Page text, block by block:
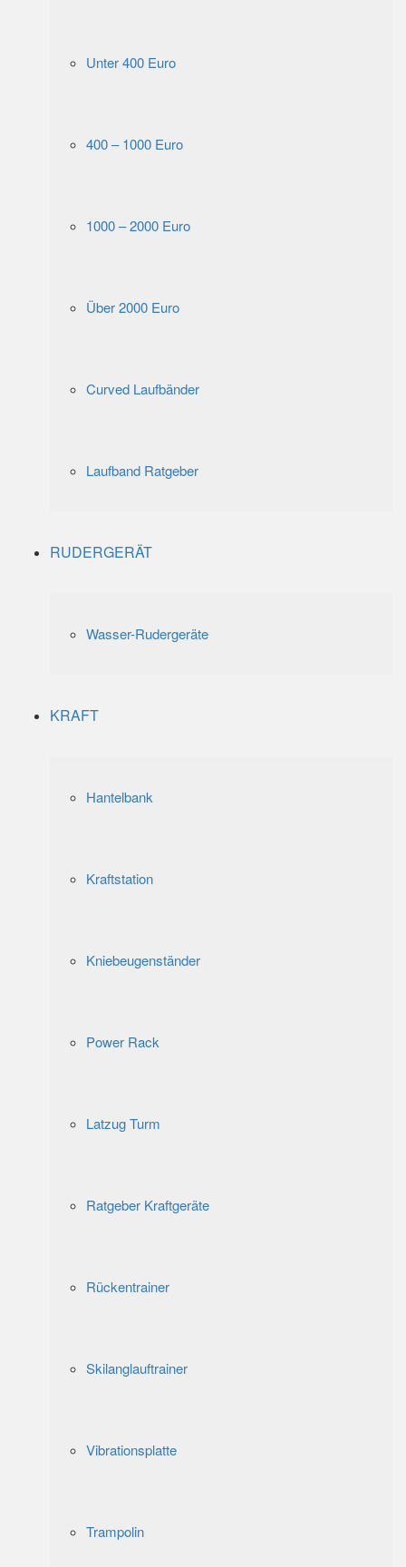
Unter 400 Euro
400 – 1000 Euro
1000 – 2000 Euro
Über 2000 Euro
Curved Laufbänder
Laufband Ratgeber
RUDERGERÄT
Wasser-Rudergeräte
KRAFT
Hantelbank
Kraftstation
Kniebeugenständer
Power Rack
Latzug Turm
Ratgeber Kraftgeräte
Rückentrainer
Skilanglauftrainer
Vibrationsplatte
Trampolin